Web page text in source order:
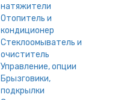
натяжители
Отопитель и
кондиционер
Стеклоомыватель и
очиститель
Управление, опции
Брызговики,
подкрылки